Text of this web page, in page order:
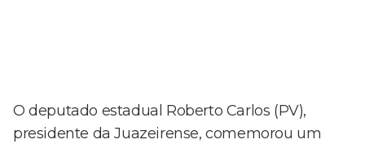
O deputado estadual Roberto Carlos (PV),
presidente da Juazeirense, comemorou um